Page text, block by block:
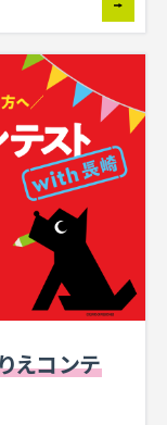
えコンテ